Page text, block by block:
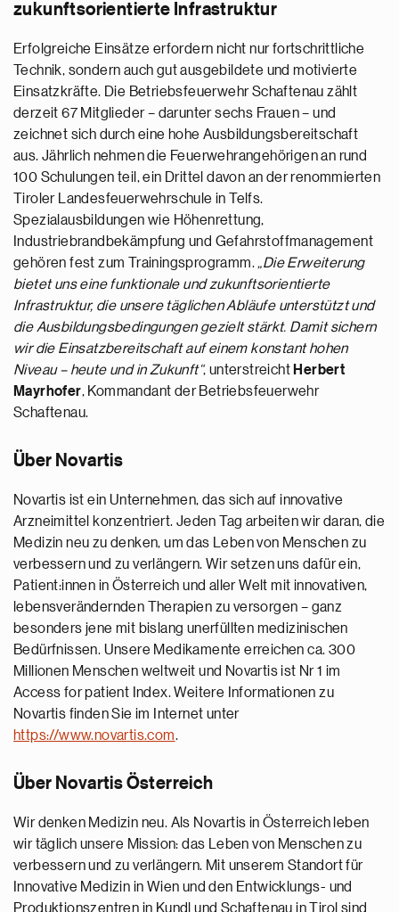
zukunftsorientierte Infrastruktur
Erfolgreiche Einsätze erfordern nicht nur fortschrittliche
Technik, sondern auch gut ausgebildete und motivierte
Einsatzkräfte. Die Betriebsfeuerwehr Schaftenau zählt
derzeit 67 Mitglieder – darunter sechs Frauen – und
zeichnet sich durch eine hohe Ausbildungsbereitschaft
aus. Jährlich nehmen die Feuerwehrangehörigen an rund
100 Schulungen teil, ein Drittel davon an der renommierten
Tiroler Landesfeuerwehrschule in Telfs.
Spezialausbildungen wie Höhenrettung,
Industriebrandbekämpfung und Gefahrstoffmanagement
gehören fest zum Trainingsprogramm. „Die Erweiterung
bietet uns eine funktionale und zukunftsorientierte
Infrastruktur, die unsere täglichen Abläufe unterstützt und
die Ausbildungsbedingungen gezielt stärkt. Damit sichern
wir die Einsatzbereitschaft auf einem konstant hohen
Niveau – heute und in Zukunft“, unterstreicht Herbert
Mayrhofer, Kommandant der Betriebsfeuerwehr
Schaftenau.
Über Novartis
Novartis ist ein Unternehmen, das sich auf innovative
Arzneimittel konzentriert. Jeden Tag arbeiten wir daran, die
Medizin neu zu denken, um das Leben von Menschen zu
verbessern und zu verlängern. Wir setzen uns dafür ein,
Patient:innen in Österreich und aller Welt mit innovativen,
lebensverändernden Therapien zu versorgen – ganz
besonders jene mit bislang unerfüllten medizinischen
Bedürfnissen. Unsere Medikamente erreichen ca. 300
Millionen Menschen weltweit und Novartis ist Nr 1 im
Access for patient Index. Weitere Informationen zu
Novartis finden Sie im Internet unter
https://www.novartis.com.
Über Novartis Österreich
Wir denken Medizin neu. Als Novartis in Österreich leben
wir täglich unsere Mission: das Leben von Menschen zu
verbessern und zu verlängern. Mit unserem Standort für
Innovative Medizin in Wien und den Entwicklungs- und
Produktionszentren in Kundl und Schaftenau in Tirol sind